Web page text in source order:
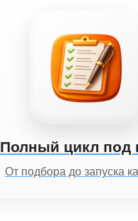
Полный цикл под
От подбора до запуска